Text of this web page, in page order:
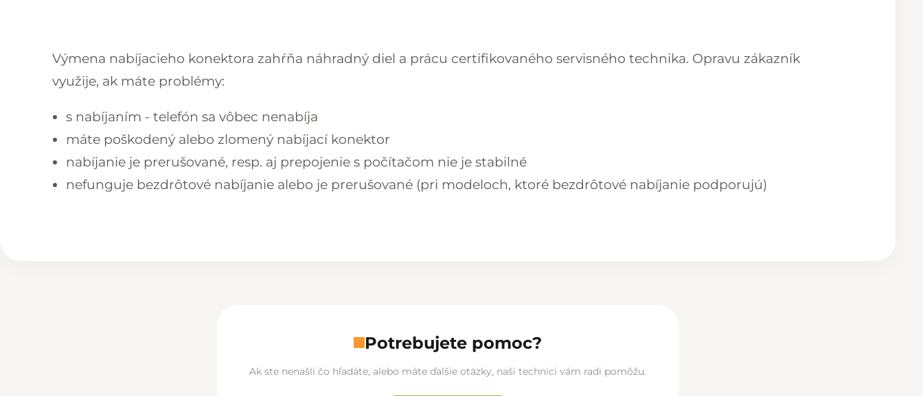
Výmena nabíjacieho konektora zahŕňa náhradný diel a prácu certifikovaného servisného technika. Opravu zákazník
využije, ak máte problémy:
s nabíjaním - telefón sa vôbec nenabíja
máte poškodený alebo zlomený nabíjací konektor
nabíjanie je prerušované, resp. aj prepojenie s počítačom nie je stabilné
nefunguje bezdrôtové nabíjanie alebo je prerušované (pri modeloch, ktoré bezdrôtové nabíjanie podporujú)
Potrebujete pomoc?
Ak ste nenašli čo hľadáte, alebo máte ďalšie otázky, naši technici vám radi pomôžu.